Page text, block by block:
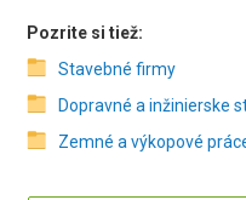
Pozrite si tiež:
Stavebné firmy
Dopravné a inžinierske
Zemné a výkopové